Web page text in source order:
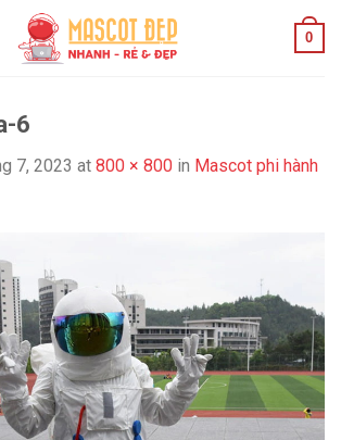
0
6
7, 2023 at 800 × 800 in Mascot phi hành